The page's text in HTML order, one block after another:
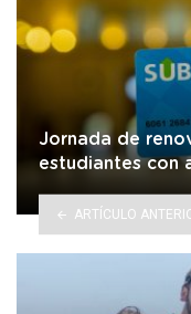
Jornada de
estudiantes con
ARTÍCULO